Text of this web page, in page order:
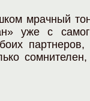
мрачный
уже с